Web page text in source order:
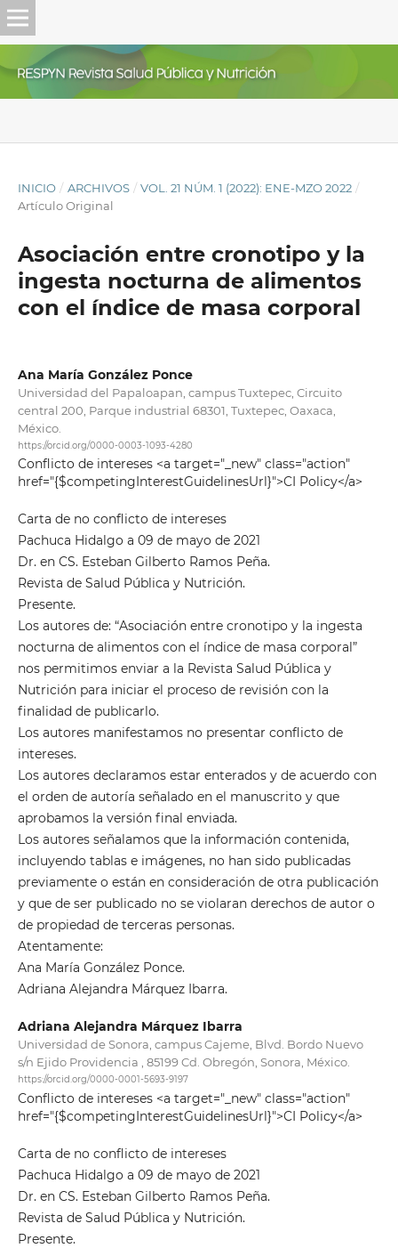
INICIO / ARCHIVOS / VOL. 21 NÚM. 1 (2022): ENE-MZO 2022 /
Artículo Original
Asociación entre cronotipo y la
ingesta nocturna de alimentos
con el índice de masa corporal
Ana María González Ponce
Universidad del Papaloapan, campus Tuxtepec, Circuito
central 200, Parque industrial 68301, Tuxtepec, Oaxaca,
México.
https://orcid.org/0000-0003-1093-4280
Conflicto de intereses <a target="_new" class="action"
href="{$competingInterestGuidelinesUrl}">CI Policy</a>
Carta de no conflicto de intereses
Pachuca Hidalgo a 09 de mayo de 2021
Dr. en CS. Esteban Gilberto Ramos Peña.
Revista de Salud Pública y Nutrición.
Presente.
Los autores de: “Asociación entre cronotipo y la ingesta
nocturna de alimentos con el índice de masa corporal”
nos permitimos enviar a la Revista Salud Pública y
Nutrición para iniciar el proceso de revisión con la
finalidad de publicarlo.
Los autores manifestamos no presentar conflicto de
intereses.
Los autores declaramos estar enterados y de acuerdo con
el orden de autoría señalado en el manuscrito y que
aprobamos la versión final enviada.
Los autores señalamos que la información contenida,
incluyendo tablas e imágenes, no han sido publicadas
previamente o están en consideración de otra publicación
y que de ser publicado no se violaran derechos de autor o
de propiedad de terceras personas.
Atentamente:
Ana María González Ponce.
Adriana Alejandra Márquez Ibarra.
Adriana Alejandra Márquez Ibarra
Universidad de Sonora, campus Cajeme, Blvd. Bordo Nuevo
s/n Ejido Providencia , 85199 Cd. Obregón, Sonora, México.
https://orcid.org/0000-0001-5693-9197
Conflicto de intereses <a target="_new" class="action"
href="{$competingInterestGuidelinesUrl}">CI Policy</a>
Carta de no conflicto de intereses
Pachuca Hidalgo a 09 de mayo de 2021
Dr. en CS. Esteban Gilberto Ramos Peña.
Revista de Salud Pública y Nutrición.
Presente.